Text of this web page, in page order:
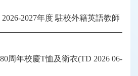
2027年度 駐校外籍英語教師
周年校慶T恤及衛衣(TD 2026 06-